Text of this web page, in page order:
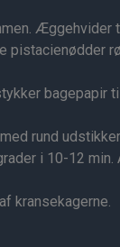
pistacienødder
bagepapir
rund
i 10-12 min.
kransekagerne.